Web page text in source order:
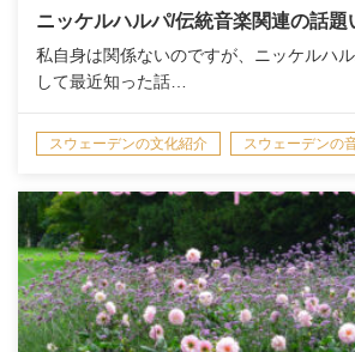
ニッケルハルパ/伝統音楽関連の話題
私自身は関係ないのですが、ニッケルハ
して最近知った話…
スウェーデンの文化紹介 スウェーデンの